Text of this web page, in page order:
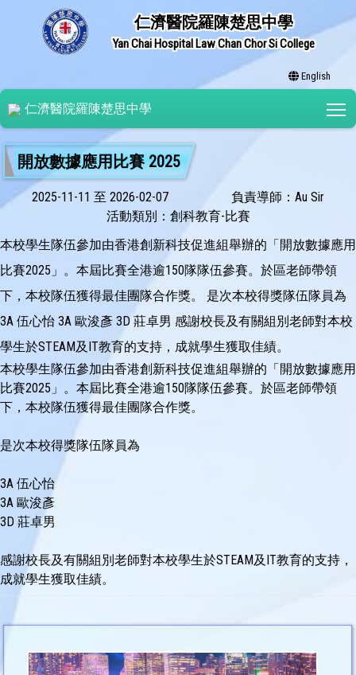
仁濟醫院羅陳楚思中學
Yan Chai Hospital Law Chan Chor Si College
English
仁濟醫院羅陳楚思中學
開放數據應用比賽 2025
2025-11-11 至 2026-02-07
負責導師：Au Sir
活動類別：創科教育-比賽
本校學生隊伍參加由香港創新科技促進組舉辦的「開放數據應用
比賽2025」。本屆比賽全港逾150隊隊伍參賽。於區老師帶領
下，本校隊伍獲得最佳團隊合作獎。 是次本校得獎隊伍隊員為
3A 伍心怡 3A 歐浚彥 3D 莊卓男 感謝校長及有關組別老師對本校
學生於STEAM及IT教育的支持，成就學生獲取佳績。
本校學生隊伍參加由香港創新科技促進組舉辦的「開放數據應用
比賽2025」。本屆比賽全港逾150隊隊伍參賽。於區老師帶領
下，本校隊伍獲得最佳團隊合作獎。
是次本校得獎隊伍隊員為
3A 伍心怡
3A 歐浚彥
3D 莊卓男
感謝校長及有關組別老師對本校學生於STEAM及IT教育的支持，
成就學生獲取佳績。